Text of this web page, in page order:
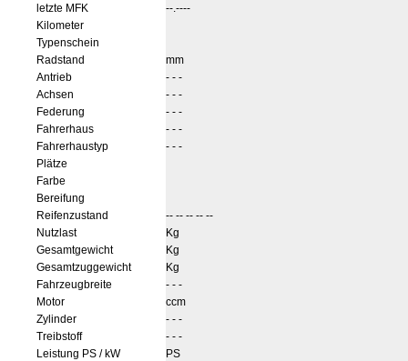
letzte MFK
--.----
Kilometer
Typenschein
Radstand
mm
Antrieb
- - -
Achsen
- - -
Federung
- - -
Fahrerhaus
- - -
Fahrerhaustyp
- - -
Plätze
Farbe
Bereifung
Reifenzustand
-- -- -- -- --
Nutzlast
Kg
Gesamtgewicht
Kg
Gesamtzuggewicht
Kg
Fahrzeugbreite
- - -
Motor
ccm
Zylinder
- - -
Treibstoff
- - -
Leistung PS / kW
PS